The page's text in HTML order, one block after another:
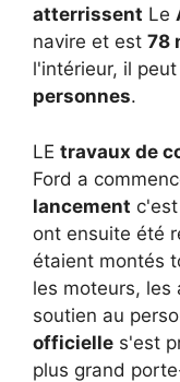
atterrissent Le
navire et est 78
l'intérieur, il
personnes.
LE travaux de
Ford a
lancement
ont ensuite été
étaient montés
les moteurs, les
soutien au
officielle s'est
plus grand